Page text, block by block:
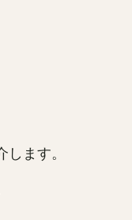
ます。